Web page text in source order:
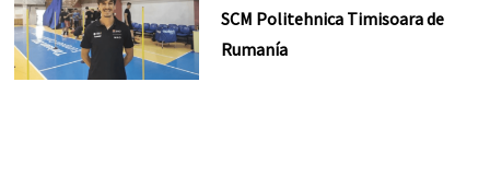
SCM Politehnica Timisoara de
Rumanía